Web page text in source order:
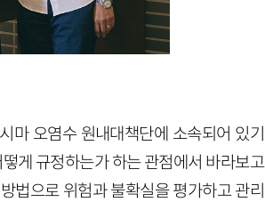
마 오염수 원내대책단에 소속되어 있기
게 규정하는가 하는 관점에서 바라보고
법으로 위험과 불확실을 평가하고 관리